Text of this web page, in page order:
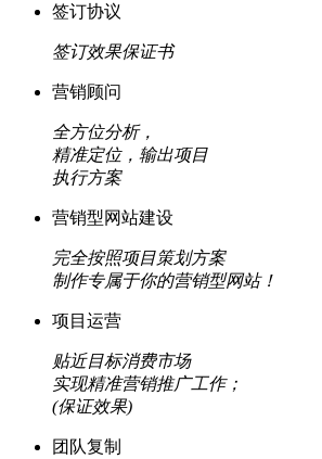
签订协议
签订效果保证书
营销顾问
全方位分析，
精准定位，输出项目
执行方案
营销型网站建设
完全按照项目策划方案
制作专属于你的营销型网站！
项目运营
贴近目标消费市场
实现精准营销推广工作；
(保证效果)
团队复制